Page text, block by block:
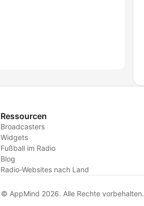
Ressourcen
Broadcasters
Widgets
Fußball im Radio
Blog
Radio-Websites nach Land
© AppMind 2026. Alle Rechte vorbehalten.